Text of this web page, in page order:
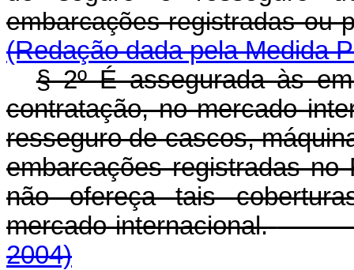
embarcações registradas ou
(Redação dada pela Medida
§ 2º É assegurada às
contratação, no mercado
resseguro de cascos,
embarcações registradas
não ofereça tais
mercado internacional.
2004)